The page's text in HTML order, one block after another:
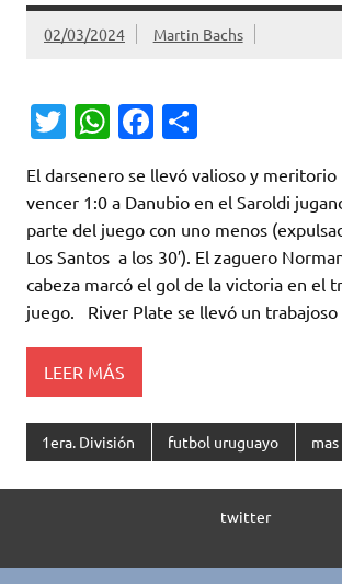
02/03/2024 Martin Bachs
T
it
te
r
W
at
s
A
p
p
Fa
e
b
o
o
k
m
p
ar
ti
r
El darsenero se llevó valioso y
vencer 1:0 a Danubio en el Saroldi
parte del juego con uno menos
Los Santos a los 30′). El zaguero
cabeza marcó el gol de la victoria en el
juego. River Plate se llevó un trabajoso
LEER MÁS
1era. División futbol uruguayo
twitter